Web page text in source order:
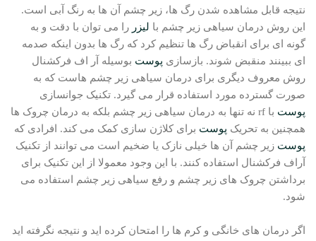
نتیجه قابل مشاهده شدن رگ ها، زیر چشم آن ها به رنگ آبی است.
این روش درمان سیاهی زیر چشم با لیزر را می توان با دقت و به
گونه ای برای انقباض رگ ها تنظیم کرد که رگ ها بدون اینکه صدمه
ای ببینند منقبض شوند. بازسازی پوست بوسیله آر اف فرکشنال
روش معروف دیگری برای درمان سیاهی زیر چشم هاست که به
صورت گسترده مورد استفاده قرار می گیرد. تکنیک جوانسازی
پوست
با rf نه تنها به درمان سیاهی زیر چشم بلکه به درمان چروک ها
همچنین به تحریک پوست برای کلاژن سازی کمک می کند. افرادی که
پوست زیر چشم آن ها خیلی نازک یا ضخیم است می توانند از تکنیک
آر‌اف فرکشنال استفاده کنند. با این وجود معمولا از این تکنیک برای
برداشتن چروک های زیر چشم و رفع سیاهی زیر چشم استفاده می
شود.
اگر درمان های خانگی و کرم ها را امتحان کرده اید و نتیجه نگرفته اید